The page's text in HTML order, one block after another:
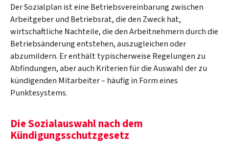
Der Sozialplan ist eine Betriebsvereinbarung zwischen
Arbeitgeber und Betriebsrat, die den Zweck hat,
wirtschaftliche Nachteile, die den Arbeitnehmern durch die
Betriebsänderung entstehen, auszugleichen oder
abzumildern. Er enthält typischerweise Regelungen zu
Abfindungen, aber auch Kriterien für die Auswahl der zu
kündigenden Mitarbeiter – häufig in Form eines
Punktesystems.
Die Sozialauswahl nach dem
Kündigungsschutzgesetz